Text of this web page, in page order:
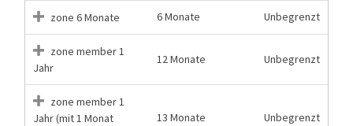
zone 6 Monate 6 Monate Unbegrenzt
zone member 1
Jahr
12 Monate Unbegrenzt
zone member 1
Jahr (mit 1 Monat
13 Monate Unbegrenzt